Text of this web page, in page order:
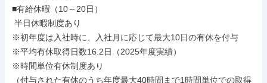
■有給休暇（10～20日）
※初年度は入社時に、入社月に応じて最大10日の有休を付与
※平均有休取得日数16.2日（2025年度実績）
※時間単位有休制度あり
（付与された有休のうち年度最大40時間まで1時間単位での取得